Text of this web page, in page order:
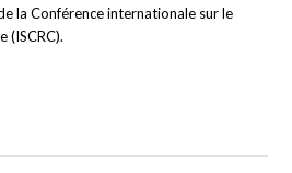
la Conférence internationale sur le
(ISCRC).